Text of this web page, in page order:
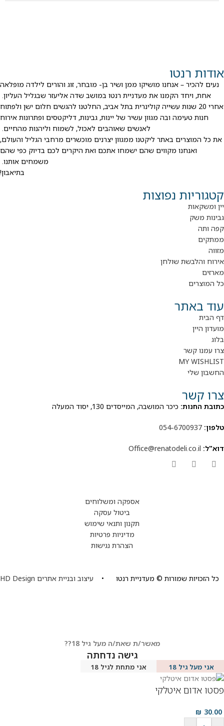
אודות רנטו
נעים להכיר – אנחנו מושיקו ממן ושיר בן- מובחר, זוג והורים לילדה מופלאה
אחת, ויחד הקמנו את מעדניית רנטו במושב שדה אליעזר שבגליל העליון.
אחרי 20 שנות עשייה קולינרית בתל אביב, החלטנו להגשים חלום ישן ולפתוח
חנות טעימה ובה מגוון עשיר של יינות, גבינות, דליקטסים ופתרונות אירוח
לאנשים שאוהבים לאכול, לשמוח וליהנות מהחיים.
את כל המוצרים באתר ליקטנו ממגוון יצרנים מוכשרים מרחבי הגליל והעולם,
ואנחנו מקווים שהם ישמחו אתכם ואת היקרים לכם בדיוק כפי שהם
משמחים אותנו.
בתיאבון!
קטגוריות נפוצות
יין ומשקאות
גבינות משק
קפה ותה
ממתקים
מזווה
אירוח והלבשת שולחן
מארזים
כל המוצרים
עוד באתר
דף הבית
מועדון היין
בלוג
צרו עמנו קשר
MY WISHLIST
החשבון שלי
צרו קשר
כתובת החנות: כיכר המושבה, המייסדים 130, יסוד המעלה
טלפון: 054-6700937
דוא"ל: Office@renatodeli.co.il
אספקה ומשלוחים
ביטול עסקה
תקנון ותנאי שימוש
מדיניות פרטיות
הצהרת נגישות
כל הזכויות שמורות © מעדניית רנטו • עיצוב ובניית אתרים HD Design
מאשר/ת שאת/ה מעל גיל 18??
גישה נדחתה
אני מעל גיל 18 אני מתחת לגיל 18
פסטו אדום איטלקי
30.00
₪